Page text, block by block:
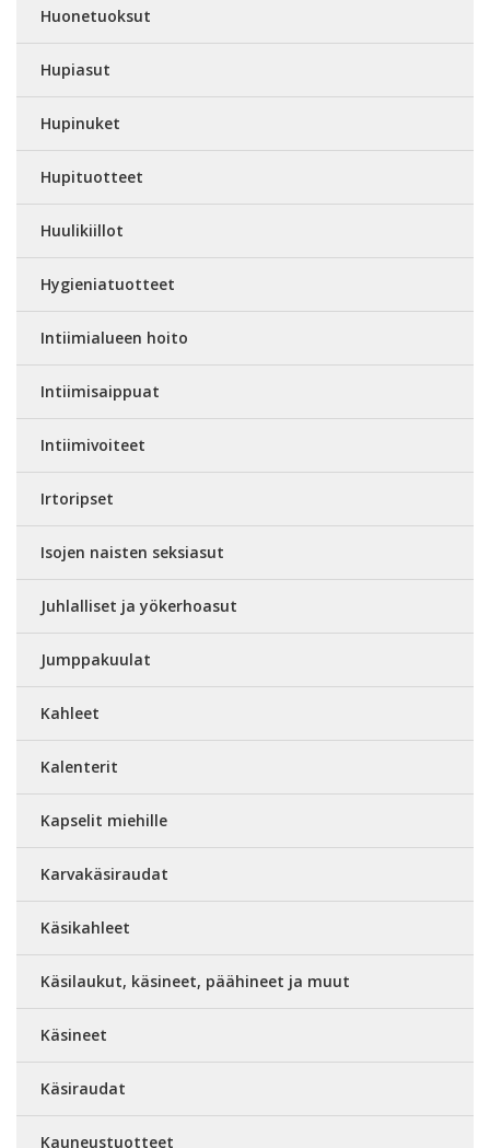
Huonetuoksut
Hupiasut
Hupinuket
Hupituotteet
Huulikiillot
Hygieniatuotteet
Intiimialueen hoito
Intiimisaippuat
Intiimivoiteet
Irtoripset
Isojen naisten seksiasut
Juhlalliset ja yökerhoasut
Jumppakuulat
Kahleet
Kalenterit
Kapselit miehille
Karvakäsiraudat
Käsikahleet
Käsilaukut, käsineet, päähineet ja muut
Käsineet
Käsiraudat
Kauneustuotteet